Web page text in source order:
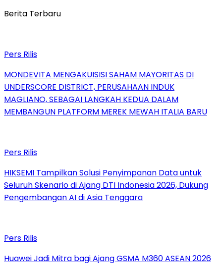
Berita Terbaru
Pers Rilis
MONDEVITA MENGAKUISISI SAHAM MAYORITAS DI
UNDERSCORE DISTRICT, PERUSAHAAN INDUK
MAGLIANO, SEBAGAI LANGKAH KEDUA DALAM
MEMBANGUN PLATFORM MEREK MEWAH ITALIA BARU
Pers Rilis
HIKSEMI Tampilkan Solusi Penyimpanan Data untuk
Seluruh Skenario di Ajang DTI Indonesia 2026, Dukung
Pengembangan AI di Asia Tenggara
Pers Rilis
Huawei Jadi Mitra bagi Ajang GSMA M360 ASEAN 2026